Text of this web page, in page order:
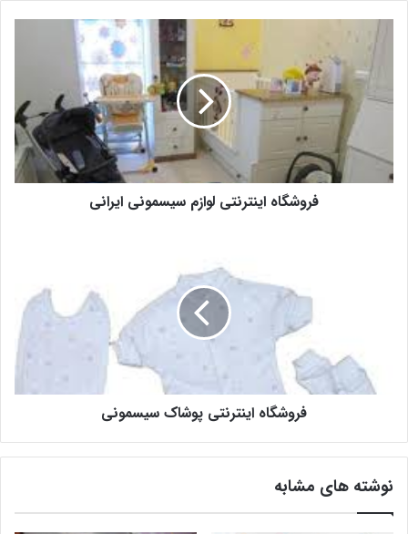
فروشگاه اینترنتی لوازم سیسمونی ایرانی
فروشگاه اینترنتی پوشاک سیسمونی
نوشته های مشابه